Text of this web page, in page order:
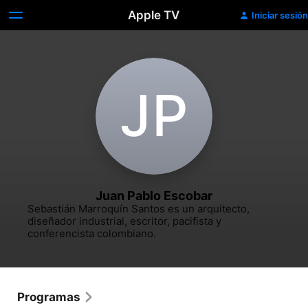
Apple TV Iniciar sesión
J‌P
Juan Pablo Escobar
Sebastián Marroquín Santos es un arquitecto,
diseñador industrial, escritor, pacifista y
conferencista colombiano.​
Programas